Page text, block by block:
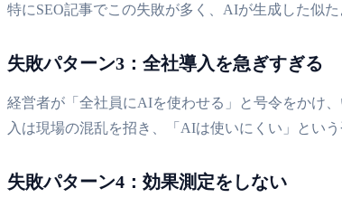
特にSEO記事でこの失敗が多く、AIが生成した似
失敗パターン3：全社導入を急ぎすぎる
経営者が「全社員にAIを使わせる」と号令をかけ
入は現場の混乱を招き、「AIは使いにくい」とい
失敗パターン4：効果測定をしない